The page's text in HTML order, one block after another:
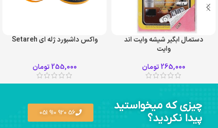
دستمال ابگیر شیشه وایت اند
وایت
265,000 تومان
واکس داشبورد ژله ای Setareh
255,000 تومان
چیزی که میخواستید
پیدا نکردید؟
56 920 910 051